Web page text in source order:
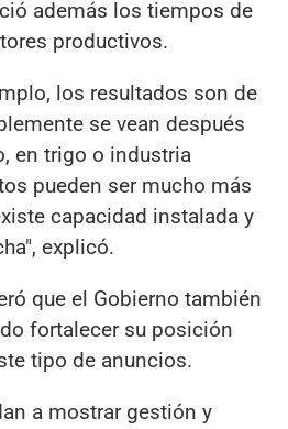
además los tiempos de
productivos.
los resultados son de
se vean después
en trigo o industria
pueden ser mucho más
capacidad instalada y
explicó.
que el Gobierno también
fortalecer su posición
tipo de anuncios.
a mostrar gestión y